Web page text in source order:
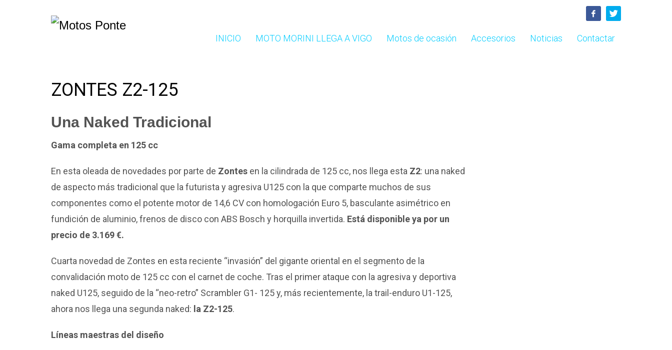
INICIO MOTO MORINI LLEGA A VIGO Motos de ocasión Accesorios Noticias Contactar
ZONTES Z2-125
Una Naked Tradicional
Gama completa en 125 cc
En esta oleada de novedades por parte de Zontes en la cilindrada de 125 cc, nos llega esta Z2: una naked
de aspecto más tradicional que la futurista y agresiva U125 con la que comparte muchos de sus
componentes como el potente motor de 14,6 CV con homologación Euro 5, basculante asimétrico en
fundición de aluminio, frenos de disco con ABS Bosch y horquilla invertida. Está disponible ya por un
precio de 3.169 €.
Cuarta novedad de Zontes en esta reciente “invasión” del gigante oriental en el segmento de la
convalidación moto de 125 cc con el carnet de coche. Tras el primer ataque con la agresiva y deportiva
naked U125, seguido de la “neo-retro” Scrambler G1- 125 y, más recientemente, la trail-enduro U1-125,
ahora nos llega una segunda naked: la Z2-125.
Líneas maestras del diseño